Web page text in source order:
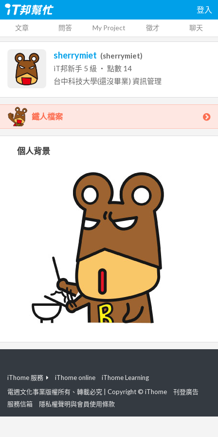
登入
文章 問答 My Project 徵才 聊天
sherrymiet (sherrymiet)
iT邦新手 5 級 ‧ 點數 14
台中科技大學(還沒畢業) 資訊管理
鐵人檔案
個人背景
iThome 服務 iThome online
iThome Learning
電週文化事業版權所有、轉載必究 | Copyright © iThome
刊登廣告
服務信箱
隱私權聲明與會員使用條款